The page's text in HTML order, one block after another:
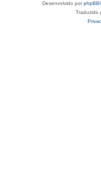
Desenvolvido porphpBB
Traduzido